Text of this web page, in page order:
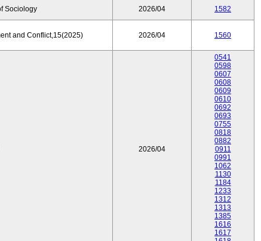
Sociology 2026/04 1582
and Conflict,15(2025) 2026/04 1560
2026/04
0541
0598
0607
0608
0609
0610
0692
0693
0755
0818
0882
0911
0991
1062
1130
1184
1233
1312
1313
1385
1616
1617